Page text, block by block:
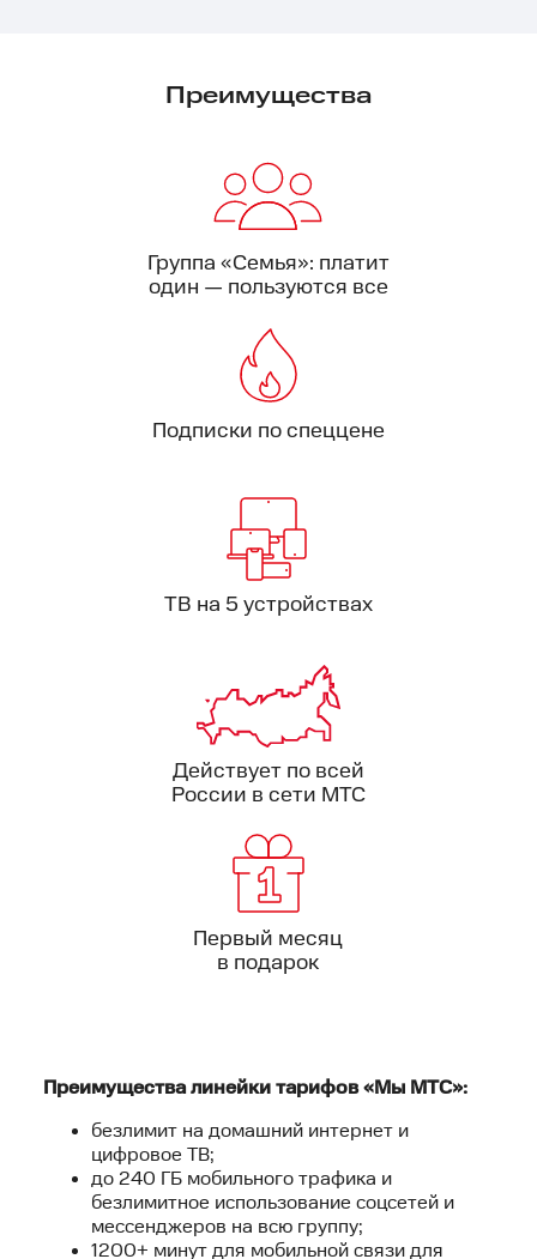
Преимущества
Группа «Семья»: платит
один — пользуются все
Подписки по спеццене
ТВ на 5 устройствах
Действует по всей
России в сети МТС
Первый месяц
в подарок
Преимущества линейки тарифов «Мы МТС»:
безлимит на домашний интернет и
цифровое ТВ;
до 240 ГБ мобильного трафика и
безлимитное использование соцсетей и
мессенджеров на всю группу;
1200+ минут для мобильной связи для